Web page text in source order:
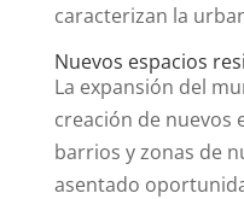
caracterizan la
Nuevos espacios
La expansión del
creación de nuevos
barrios y zonas de
asentado